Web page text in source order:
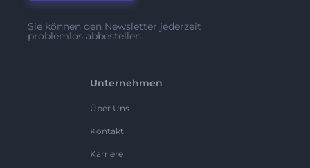
Sie können den Newsletter jederzeit
problemlos abbestellen.
Unternehmen
Über Uns
Kontakt
Karriere